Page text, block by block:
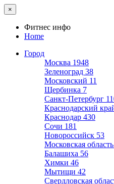
×
Фитнес инфо
Home
Город
Москва 1948
Зеленоград 38
Московский 11
Щербинка 7
Санкт-Петербург
Краснодарский
Краснодар 430
Сочи 181
Новороссийск 53
Московская область
Балашиха 56
Химки 46
Мытищи 42
Свердловская